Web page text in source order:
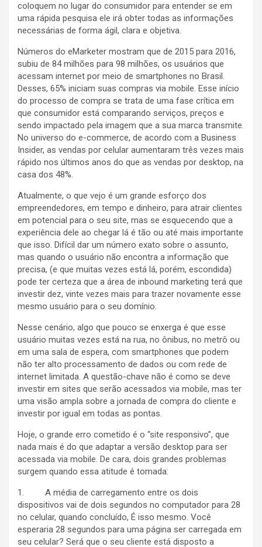
coloquem no lugar do consumidor para entender se em
uma rápida pesquisa ele irá obter todas as informações
necessárias de forma ágil, clara e objetiva.
Números do eMarketer mostram que de 2015 para 2016,
subiu de 84 milhões para 98 milhões, os usuários que
acessam internet por meio de smartphones no Brasil.
Desses, 65% iniciam suas compras via mobile. Esse início
do processo de compra se trata de uma fase crítica em
que consumidor está comparando serviços, preços e
sendo impactado pela imagem que a sua marca transmite.
No universo do e-commerce, de acordo com a Business
Insider, as vendas por celular aumentaram três vezes mais
rápido nos últimos anos do que as vendas por desktop, na
casa dos 48%.
Atualmente, o que vejo é um grande esforço dos
empreendedores, em tempo e dinheiro, para atrair clientes
em potencial para o seu site, mas se esquecendo que a
experiência dele ao chegar lá é tão ou até mais importante
que isso. Difícil dar um número exato sobre o assunto,
mas quando o usuário não encontra a informação que
precisa, (e que muitas vezes está lá, porém, escondida)
pode ter certeza que a área de inbound marketing terá que
investir dez, vinte vezes mais para trazer novamente esse
mesmo usuário para o seu domínio.
Nesse cenário, algo que pouco se enxerga é que esse
usuário muitas vezes está na rua, no ônibus, no metrô ou
em uma sala de espera, com smartphones que podem
não ter alto processamento de dados ou com rede de
internet limitada. A questão-chave não é como se deve
investir em sites que serão acessados via mobile, mas ter
uma visão ampla sobre a jornada de compra do cliente e
investir por igual em todas as pontas.
Hoje, o grande erro cometido é o “site responsivo”, que
nada mais é do que adaptar a versão desktop para ser
acessada via mobile. De cara, dois grandes problemas
surgem quando essa atitude é tomada:
1. A média de carregamento entre os dois
dispositivos vai de dois segundos no computador para 28
no celular, quando concluído, É isso mesmo. Você
esperaria 28 segundos para uma página ser carregada em
seu celular? Será que o seu cliente está disposto a